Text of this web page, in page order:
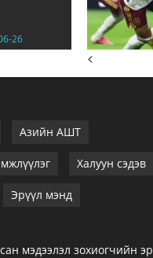
26
<
Азийн АШТ
Халуун сэдэв
Эрүүл мэнд
мэдээлэл зохиогчийн